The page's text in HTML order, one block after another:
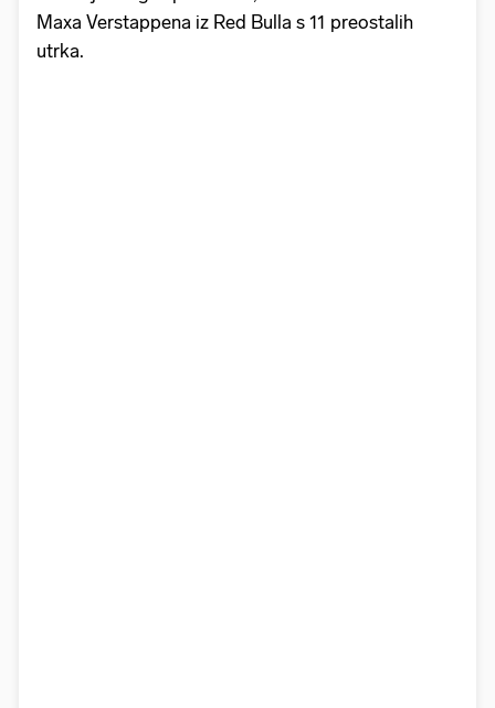
Maxa Verstappena iz Red Bulla s 11 preostalih
utrka.